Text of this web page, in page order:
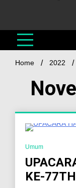
Home 2022
Umum
KE-77TH